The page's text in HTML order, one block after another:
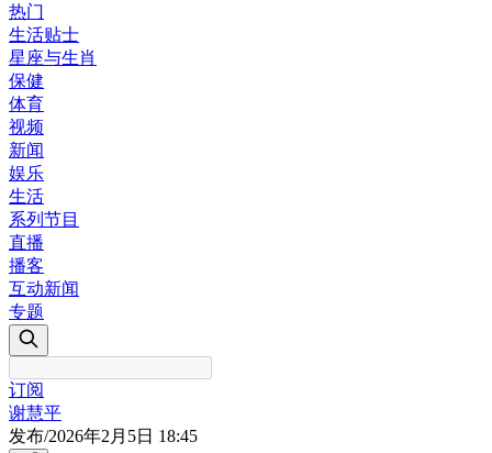
热门
生活贴士
星座与生肖
保健
体育
视频
新闻
娱乐
生活
系列节目
直播
播客
互动新闻
专题
订阅
谢慧平
发布/2026年2月5日 18:45